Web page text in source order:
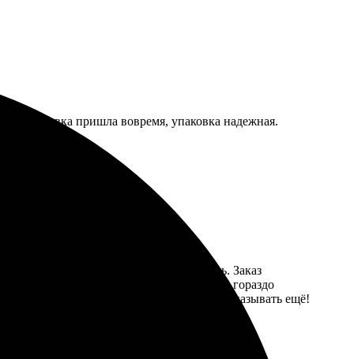
Доставка пришла вовремя, упаковка надежная.
всё отредактировала, выбрала стиль. Заказ
яркие и четкие. Цены приятно удивили, гораздо
В общем, осталась довольна и буду заказывать ещё!